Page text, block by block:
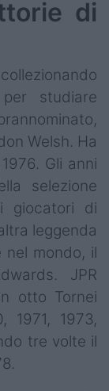
di
studiare
Welsh. Ha
Gli anni
selezione
giocatori di
leggenda
mondo, il
JPR
otto Tornei
1971, 1973,
tre volte il